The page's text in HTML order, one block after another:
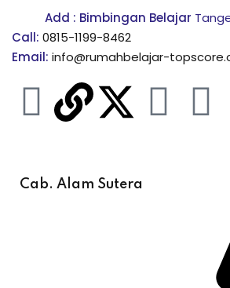
Add : Bimbingan Belajar
Call: 0815-1199-8462
Email: info@rumahbelajar-
Cab. Alam Sutera